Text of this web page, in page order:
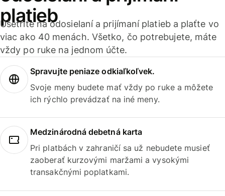
platieb
Ušetrite na odosielaní a prijímaní platieb a plaťte vo
viac ako 40 menách. Všetko, čo potrebujete, máte
vždy po ruke na jednom účte.
Spravujte peniaze odkiaľkoľvek.
Svoje meny budete mať vždy po ruke a môžete
ich rýchlo prevádzať na iné meny.
Medzinárodná debetná karta
Pri platbách v zahraničí sa už nebudete musieť
zaoberať kurzovými maržami a vysokými
transakčnými poplatkami.